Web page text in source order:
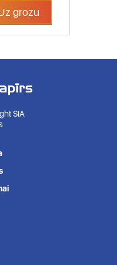
grozu
SIA